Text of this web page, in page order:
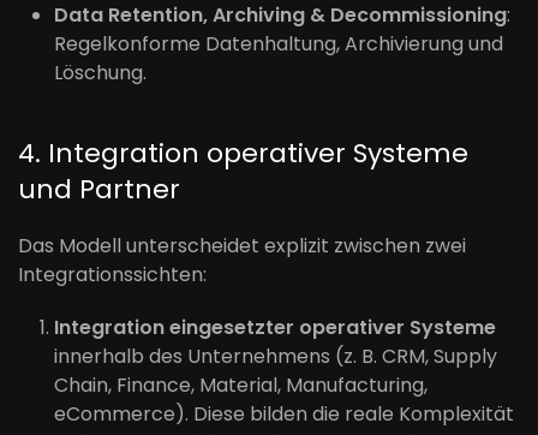
Data Retention, Archiving & Decommissioning:
Regelkonforme Datenhaltung, Archivierung und
Löschung.
4. Integration operativer Systeme
und Partner
Das Modell unterscheidet explizit zwischen zwei
Integrationssichten:
Integration eingesetzter operativer Systeme
innerhalb des Unternehmens (z. B. CRM, Supply
Chain, Finance, Material, Manufacturing,
eCommerce). Diese bilden die reale Komplexität